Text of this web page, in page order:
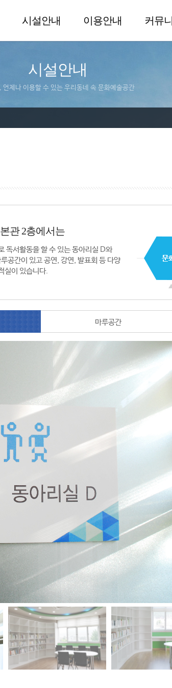
시설안내 이용안내 커뮤
시설안내
언제나 이용할 수 있는 우리동네 속 문화예술공간
관 2층에서는
독서활동을 할 수 있는 동아리실 D와
공간이 있고 공연, 강연, 발표회 등 다양
실이 있습니다.
마루공간